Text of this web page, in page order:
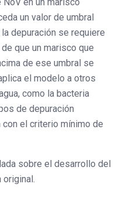
un valor de umbral
depuración se requiere
que un marisco que
de ese umbral se
el modelo a otros
como la bacteria
de depuración
con el criterio mínimo de
sobre el desarrollo del
original.